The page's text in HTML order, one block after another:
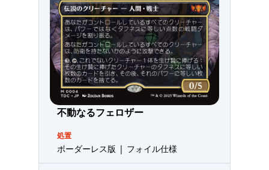
不動なるフェロザー
処置
ボーダーレス版 | フォイル仕様